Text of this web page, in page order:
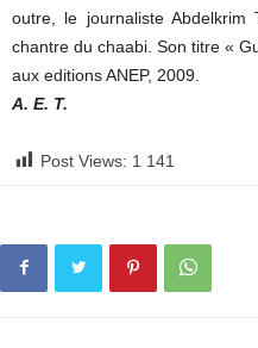
outre, le journaliste
chantre du chaabi. Son titre «
aux editions ANEP, 2009.
A. E. T.
Post Views: 1 141